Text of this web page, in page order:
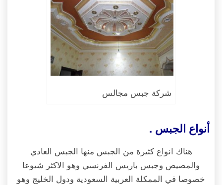
شركة جبس مجالس
أنواع الجبس .
هناك انواع كثيرة من الجبس منها الجبس العادي
والمصيص وجبس باريس الفرنسي وهو الاكثر شيوعا
خصوصا في الممكلة العربية السعودية ودول الخليج وهو